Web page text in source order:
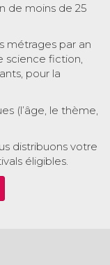
de moins de 25
métrages par an
science fiction,
pour la
(l’âge, le thème,
distribuons votre
éligibles.